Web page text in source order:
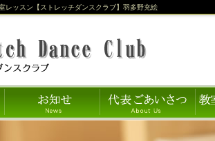
レッスン【ストレッチダンスクラブ】羽多野充絵